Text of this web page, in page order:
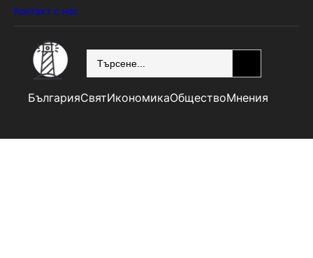
Контакт с нас
БългарияСвятИкономикаОбществоМнения